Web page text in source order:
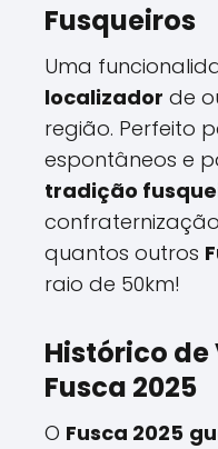
Fusqueiros
Uma
localizador de
região. Perfeito
espontâneos e
tradição
quantos outros
raio de 50km!
Histórico
Fusca 2025
O Fusca 2025